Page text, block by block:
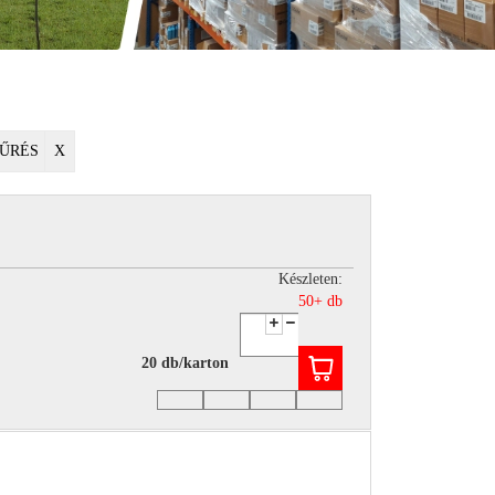
X
Készleten:
50+ db
20 db/karton